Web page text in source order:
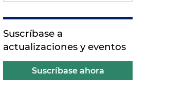
Suscríbase a
actualizaciones y eventos
Suscríbase ahora